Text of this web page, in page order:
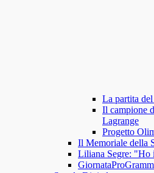
La partita
Il campione
Lagrange
Progetto
Il Memoriale della
Liliana Segre: "Ho